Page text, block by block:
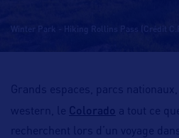
Winter Park - Hiking Rollins Pass (Crédit
Grands espaces, parcs
western, le Colorado a tout ce
recherchent lors d’un voyage